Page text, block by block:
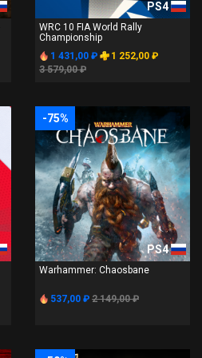
PS4
WRC 10 FIA World Rally
Championship
1 431,00 ₽
1 252,00 ₽
3 579,00 ₽
-75%
PS4
Warhammer: Chaosbane
537,00 ₽ 2 149,00 ₽